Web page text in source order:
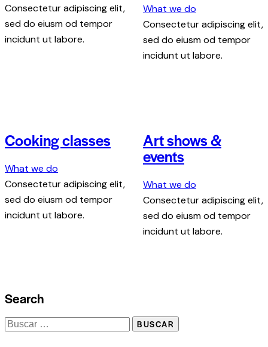
Consectetur adipiscing elit,
sed do eiusm od tempor
incidunt ut labore.
What we do
Consectetur adipiscing elit,
sed do eiusm od tempor
incidunt ut labore.
Cooking classes
What we do
Consectetur adipiscing elit,
sed do eiusm od tempor
incidunt ut labore.
Art shows &
events
What we do
Consectetur adipiscing elit,
sed do eiusm od tempor
incidunt ut labore.
Search